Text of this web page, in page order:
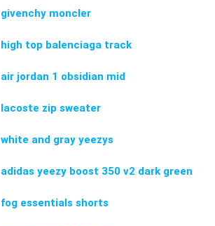
givenchy moncler
high top balenciaga track
air jordan 1 obsidian mid
lacoste zip sweater
white and gray yeezys
adidas yeezy boost 350 v2 dark green
fog essentials shorts